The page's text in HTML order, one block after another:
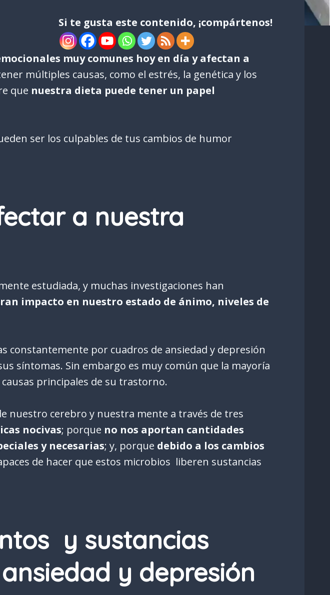
Si te gusta este contenido, ¡compártenos!
muy comunes hoy en día y afectan a
múltiples causas, como el estrés, la genética y los
que nuestra dieta puede tener un papel
ser los culpables de tus cambios de humor
a nuestra
estudiada, y muchas investigaciones han
impacto en nuestro estado de ánimo, niveles de
constantemente por cuadros de ansiedad y depresión
síntomas. Sin embargo es muy común que la mayoría
principales de su trastorno.
nuestro cerebro y nuestra mente a través de tres
nocivas; porque no nos aportan cantidades
y necesarias; y, porque debido a los cambios
de hacer que estos microbios liberen sustancias
y sustancias
y depresión